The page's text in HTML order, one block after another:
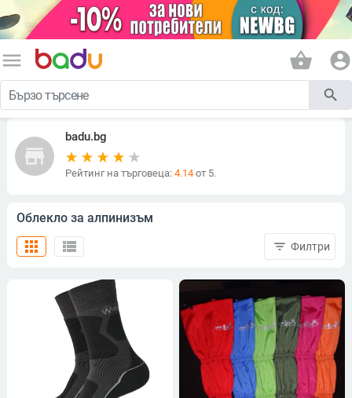
menu shopping_basket account_circle
search
store
badu.bg
Рейтинг на търговеца: 4.14от 5.
Облекло за алпинизъм
view_list
apps filter_list Филтри